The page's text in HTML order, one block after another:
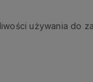
używania do